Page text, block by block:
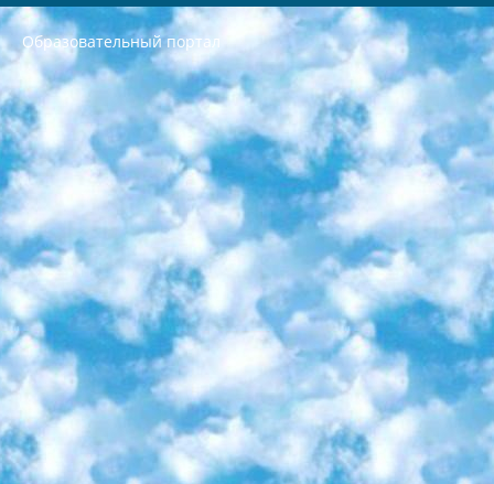
Образовательный портал
РЕСПУБЛИКА УЗБЕКИСТАН МИНИСТРЕРСТВО ДОШКОЛЬНОГО И ШКОЛЬНОГО ОБРАЗОВАНИЯ КОМАНДА в общеобразовательных учреждениях в 2023-2024 учебном году организация и проведение итоговой государственной аттестации обучающихся о Министра дошкольного и школьного образования Республики Узбекистан от 4 марта 2008 года (постановлением Минюста от 20 марта 2008 года № 1778 государственной регистрации) «Итоговое состояние учащихся общего среднего образования на основании положения об утверждении положения об аттестации общего среднего образования выпускной экзамен студентов в образовательных учреждениях в 2023-2024 учебном году В целях организации и прохождения аттестации приказываю: 1. Следующее: перечень предметов, по которым будет проводиться итоговая государственная аттестация и экзамен формы перевода согласно приложению 1; сертификаты международного образца, оценивающие уровень владения иностранными языками перечень согласно приложению 2; 2. Педагогический при специализированных образовательных учреждениях. научно-практический центр квалификации и международной оценки (Д.Давидова) 2024 г. До 25 марта: задания по предметам, по которым будет проводиться итоговая аттестация разработка и утверждение технических условий; итоговая аттестация на основании разработанного предметного задания разработка вопросов по предметам (устно и письменно), экзамен передача; общеобразовательные средние школы и специальные учебные заведения учащиеся выпускных классов школ и интернатов в агентской системе подготовка базы данных экзаменационных материалов и критериев оценки; перевод базы экзаменационных материалов на все языки обучения подать в Республиканский образовательный центр для изготовления; варианты экзаменов на основе разработанных контрольных материалов пусть будут поставлены задачи формирования. 3. Республиканский образовательный центр (Ш.Худайкулов) до 5 апреля 2024 года. до: база данных предоставленных экзаменационных материалов на все языки обучения перевод и экспертиза; для слепых, слабовидящих, глухих, слабослышащих и умственно отсталых детей учащиеся выпускных классов специализированных школ и школ-интернатов база данных экзаменационных материалов на всех преподаваемых языках подготовка критериев оценки; специализированные школы для умственно отсталых детей и технологии для учащихся выпускных классов школ-интернатов разработка соответствующих рекомендаций и критериев проведения ЕГЭ по естествознанию давать задания. 4. Педагогический при специализированных образовательных учреждениях. Научно-практический центр навыков и международной оценки (Д.Давидова), Республика образовательный центр (Худайкулов Ш.) итоговый государственный аттестационный экзамен ориентирован на творческое и логическое мышление при подготовке базы материалов учитывать введение заданий. 5. Следует отметить, что: сертификат государственного образца о знании общеобразовательного предмета и как минимум национальный уровень B1 по предметам на иностранных языках, указанным в Приложении 2. или международно признанный сертификат эквивалентного уровня студенты, изучающие определенный предмет, освобождаются от экзамена; по соответствующим предметам запланирована итоговая государственная аттестация за день до дня, путем жеребьевки Рабочей группой (в письменной форме по предметам, проводимым в форме) из числа сформированных вариантов выбрано 2 варианта; 2 выбранных варианта экзамена анонсированы на официальном сайте министерства и все выпускники по всей стране на основе этих вариантов проводит итоговую государственную аттестацию. 6. Государственное образование учащихся средних общеобразовательных учреждений. знания в соответствии с квалификационными требованиями, которые необходимо приобрести на основании стандартов итоговый (выпускной) контроль для 9 и 11 классов в целях тестирования Экзамены (далее – экзамены) состоят из предметов, перечисленных в приложении 1. будет сделано. 7. Экзамены пройдут с 26 мая по 15 июня 2024 г. (кроме науки физического воспитания). 8. Физическая для учащихся 9 классов общесредних образовательных учреждений. Экзамены по предмету «Образование, квалификация медицина» 1-6 мая 2024 года. сотрудники перевести под присмотр (с отклонениями в физическом или умственном развитии) специализированная школа для детей, школы-интернаты и со сколиозом школы-интернаты санаторного типа для больных детей исключены). 9. Он был слепым, слабовидящим и имел нарушения опорно-двигательного аппарата. экзамены в специализированных школах и интернатах для детей должны проводиться исходя из требований, предъявляемых к общеобразовательным учреждениям (физкультура кроме науки). 10. Специализированная школа для глухих и слабослышащих детей. и экзамены в интернатах и быть реализован в виде письменного теста по математике. 11. Специальность для умственно отсталых детей. Для 9 класса Родной язык и литературное письмо Государственный язык (язык обучения – узбекский). для неклассов) написано Математическое письмо Письменная/устная история Узбекистана Физическое воспитание практично Итоговый контроль Для 11 класса Написание родного языка и литературы (эссе) Математическое письмо Узбекский язык (обучение на узбекском языке) не посещающее общее среднее образование для учреждений)/Образовательное учреждение выбор письменный и устный Иностранный язык письменный/устный Письменная/устная история Узбекистана *По выбору студента:  Химия  Физика  Основы государственного права  География 10 бесплатных образовательных ресурсов - Мы составили подборку онлайн-проектов с интерактивными упражнениями, видеолекциями и статьями. Они помогут вам обрести новые и освежить старые знания бесплатно. 1. «ИНТУИТ» Старейшая образовательная площадка Рунета. Здесь вы найдёте сотни текстовых и видеокурсов на десятки различных тем — от программирования до психологии. Многие курсы подготовлены российскими университетами и крупными международными компаниями вроде Intel и Microsoft. Самостоятельное обучение бесплатное, но желающие могут оплатить услуги персональных наставников. 2. «Смартия» знакомит с актуальными профессиями и подсказывает, как им обучаться. Выбрав заинтересовавшую вас специальность — SMM-специалист, фотограф, веб-дизайнер или другую, — увидите список необходимых для неё умений. Чтобы вы могли освоить их самостоятельно, для каждого умения площадка отображает подборку ссылок на учебные материалы. Хотя «Смартия» ориентируется на русскоязычную аудиторию, часть контента всё же доступна только на английском. 3. «Лекторий Физтеха» Проект Московского физико-технического института (Физтеха). С его помощью вы можете смотреть онлайн серии лекций, записанные на видео в этом вузе. В числе доступных предметов — физика, биология, химия, информационные технологии и другие. К некоторым лекциям администрация ресурса прилагает готовые конспекты, которые можно скачивать в PDF-формате. 4. ITMOcourses Онлайн-площадка Санкт-Петербургского национального исследовательского университета информационных технологий, механики и оптики (ИТМО). Ресурс предоставляет свободный доступ к курсам, разработанным в этом вузе. Каталог материалов разбит на четыре категории: «Оптические системы и технологии», «Приборостроение и робототехника», «Информационные технологии» и «Биотехнологии». Курсы состоят из видеолекций, интерактивных демонстраций и заданий. 5. «КиберЛенинка» Электронная научная библиотека открытого доступа. Каталог площадки регулярно обрастает текстами статей из различных научных изданий. Сгруппированные по журналам и рубрикам публикации можно читать онлайн или скачивать целиком в PDF-формате. Проект нацелен на популяризацию науки за счёт открытого доступа к качественной информации. 6. «ПостНаука» На этом ресурсе публикуют подборки видеолекций, составленные экспертами из разных отраслей и объединённые общими темами. Среди них, к примеру, есть серии «Биоинформатика и геномика», «Культура средневековой Скандинавии» и Cinema Studies о теории кино. Каждая подборка лекций — логически связанная история, рассказанная экспертом от первого лица. Кроме того, на сайте появляются научно-образовательные статьи и тесты на разные темы. 7. «Newочём» Команда проекта «Newочём» отбирает самые интересные тексты из англоязычных СМИ и переводит те из них, за которые голосуют участники сообщества «ВКонтакте». По большей части это научно-популярные статьи. Редакторы придумывают лишь заголовки, в остальном содержание переводов соответствует оригиналам. Полные тексты можно читать прямо в социальной сети. 8. InternetUrok Онлайн-база материалов по основным дисциплинам школьной программы. Информация на сайте структурирована по классам, предметам и темам (урокам). Каждый урок состоит из видеолекций и конспектов. Есть также интерактивные тренажёры и тесты для закрепления пройденного материала. Даже если вы давно окончили школу, возможность повторить программу старших классов всегда может пригодиться. 9. Edutainme Ещё один ресурс об образовании. В отличие от Newtonew, как мне кажется, Edutainme больше ориентируется на представителей индустрии: педагогов, предпринимателей, разработчиков образовательных проектов. Но и любой, кто просто стремится к саморазвитию, найдёт на сайте много полезного и интересного для себя. Например, информацию о новых курсах и образовательных сервисах. 10. Newtonew Онлайн-медиа об образовании и обучении в широком смысле. Авторы Newtonew пишут об инструментах, заведениях, тактиках и стратегиях, которые помогают учить других и получать новые знания самостоятельно. На этой площадке вы найдёте новости, обзоры, аналитические мат